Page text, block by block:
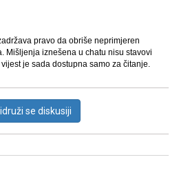
pravo da obriše neprimjeren
Mišljenja iznešena u chatu nisu stavovi
je sada dostupna samo za čitanje.
se diskusiji